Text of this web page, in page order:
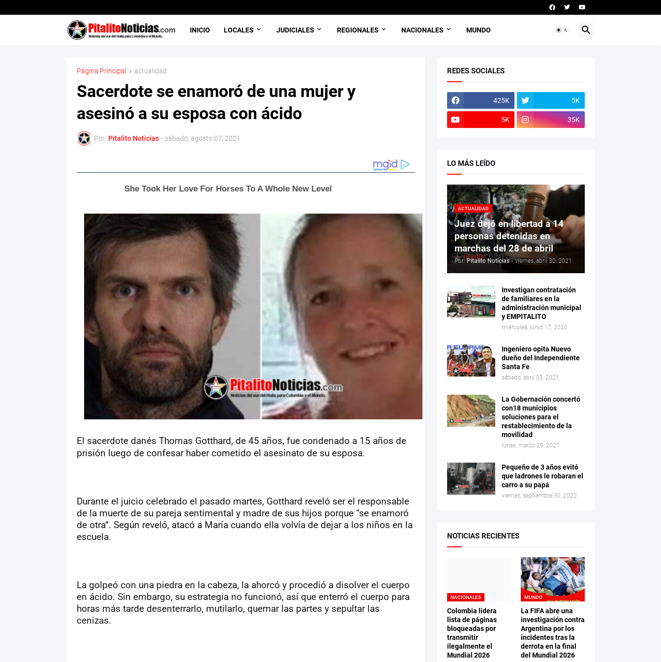
INICIO LOCALES JUDICIALES REGIONALES NACIONALES MUNDO
Página Principal actualidad
Sacerdote se enamoró de una mujer y
asesinó a su esposa con ácido
Por: Pitalito Noticias - sábado, agosto 07, 2021
El sacerdote danés Thomas Gotthard, de 45 años, fue condenado a 15 años de
prisión luego de confesar haber cometido el asesinato de su esposa.
Durante el juicio celebrado el pasado martes, Gotthard reveló ser el responsable
de la muerte de su pareja sentimental y madre de sus hijos porque “se enamoró
de otra”. Según reveló, atacó a María cuando ella volvía de dejar a los niños en la
escuela.
La golpeó con una piedra en la cabeza, la ahorcó y procedió a disolver el cuerpo
en ácido. Sin embargo, su estrategia no funcionó, así que enterró el cuerpo para
horas más tarde desenterrarlo, mutilarlo, quemar las partes y sepultar las
cenizas.
REDES SOCIALES
425K 5K
5K 35K
LO MÁS LEÍDO
ACTUALIDAD
Juez dejó en libertad a 14
personas detenidas en
marchas del 28 de abril
Por: Pitalito Noticias - viernes, abril 30, 2021
Investigan contratación
de familiares en la
administración municipal
y EMPITALITO
miércoles, junio 17, 2020
Ingeniero opita Nuevo
dueño del Independiente
Santa Fe
sábado, abril 03, 2021
La Gobernación concertó
con18 municipios
soluciones para el
restablecimiento de la
movilidad
lunes, marzo 29, 2021
Pequeño de 3 años evitó
que ladrones le robaran el
carro a su papá
viernes, septiembre 30, 2022
NOTICIAS RECIENTES
NACIONALES
Colombia lidera
lista de páginas
bloqueadas por
transmitir
ilegalmente el
Mundial 2026
MUNDO
La FIFA abre una
investigación contra
Argentina por los
incidentes tras la
derrota en la final
del Mundial 2026